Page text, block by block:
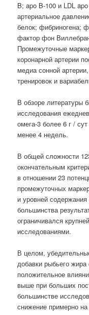
B; apo B-100 и LDL
артериальное
белок; фибриногена;
фактор фон
Промежуточные
коронарной артерии
медиа сонной
тренировок и
В обзоре литературы
исследования
омега-3 более 6 г /
менее 4 недель.
В общей сложности
окончательным
в отношении 23
промежуточных
и уровней
большинства
ограничивался
исследованиями.
В целом,
добавки рыбьего
положительное
выше при больших
большинстве
снижение примерно